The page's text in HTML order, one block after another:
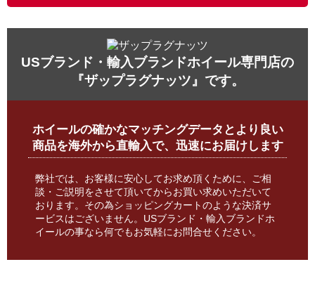
USブランド・輸入ブランドホイール専門店の
『ザップラグナッツ』です。
ホイールの確かなマッチングデータとより良い
商品を海外から直輸入で、迅速にお届けします
弊社では、お客様に安心してお求め頂くために、ご相
談・ご説明をさせて頂いてからお買い求めいただいて
おります。その為ショッピングカートのような決済サ
ービスはございません。USブランド・輸入ブランドホ
イールの事なら何でもお気軽にお問合せください。